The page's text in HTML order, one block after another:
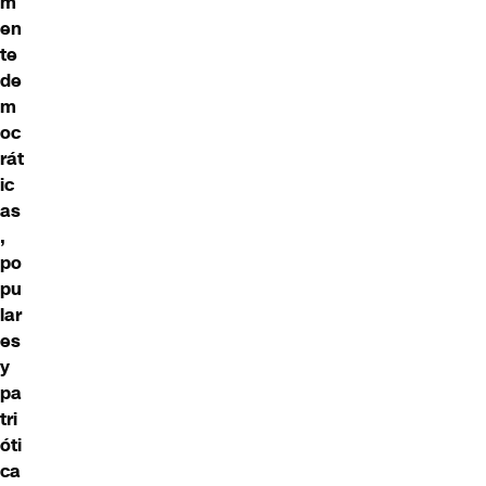
en
te
de
m
oc
rát
ic
as
,
po
pu
lar
es
y
pa
tri
óti
ca